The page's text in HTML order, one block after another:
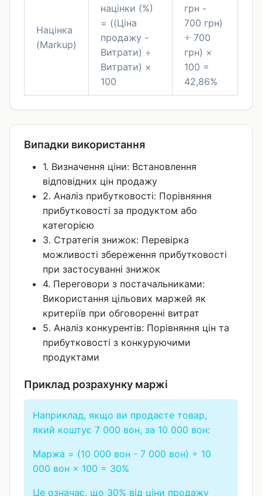
Націнка
(Markup)
націнки (%)
= ((Ціна
продажу -
Витрати) ÷
Витрати) ×
100
грн -
700 грн)
÷ 700
грн) ×
100 =
42,86%
Випадки використання
1. Визначення ціни: Встановлення
відповідних цін продажу
2. Аналіз прибутковості: Порівняння
прибутковості за продуктом або
категорією
3. Стратегія знижок: Перевірка
можливості збереження прибутковості
при застосуванні знижок
4. Переговори з постачальниками:
Використання цільових маржей як
критеріїв при обговоренні витрат
5. Аналіз конкурентів: Порівняння цін та
прибутковості з конкуруючими
продуктами
Приклад розрахунку маржі
Наприклад, якщо ви продаєте товар,
який коштує 7 000 вон, за 10 000 вон:
Маржа = (10 000 вон - 7 000 вон) ÷ 10
000 вон × 100 = 30%
Це означає, що 30% від ціни продажу